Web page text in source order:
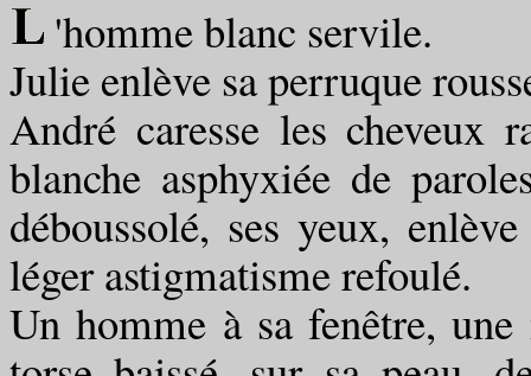
'homme blanc servile.
Julie enlève sa perruque
André caresse les cheveux
blanche asphyxiée de
déboussolé, ses yeux,
léger astigmatisme refoulé.
Un homme à sa fenêtre,